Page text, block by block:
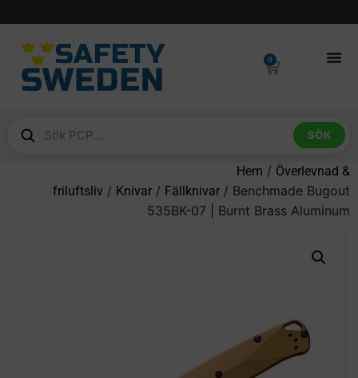
0
SÖK
Hem / Överlevnad &
friluftsliv / Knivar / Fällknivar / Benchmade Bugout
535BK-07 | Burnt Brass Aluminum